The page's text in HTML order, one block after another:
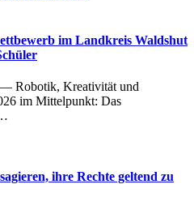
im Landkreis Waldshut
Robotik, Kreativität und
im Mittelpunkt: Das
ihre Rechte geltend zu